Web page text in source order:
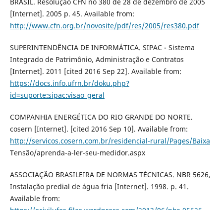
BRASIL. Resolução CFN no 380 de 28 de dezembro de 2005
[Internet]. 2005 p. 45. Available from:
http://www.cfn.org.br/novosite/pdf/res/2005/res380.pdf
SUPERINTENDÊNCIA DE INFORMÁTICA. SIPAC - Sistema
Integrado de Patrimônio, Administração e Contratos
[Internet]. 2011 [cited 2016 Sep 22]. Available from:
https://docs.info.ufrn.br/doku.php?
id=suporte:sipac:visao_geral
COMPANHIA ENERGÉTICA DO RIO GRANDE DO NORTE.
cosern [Internet]. [cited 2016 Sep 10]. Available from:
http://servicos.cosern.com.br/residencial-rural/Pages/Baixa
Tensão/aprenda-a-ler-seu-medidor.aspx
ASSOCIAÇÃO BRASILEIRA DE NORMAS TÉCNICAS. NBR 5626,
Instalação predial de água fria [Internet]. 1998. p. 41.
Available from: